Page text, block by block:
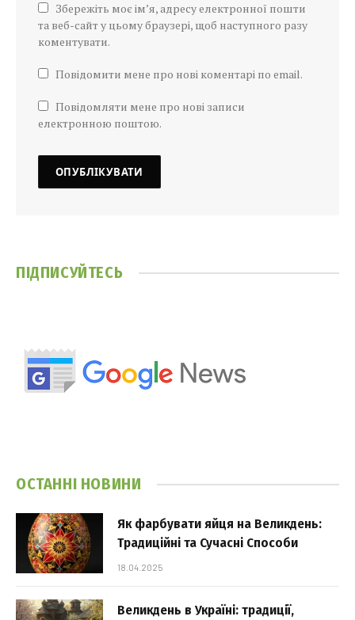
Збережіть моє ім’я, адресу електронної пошти
та веб-сайт у цьому браузері, щоб наступного разу
коментувати.
Повідомити мене про нові коментарі по email.
Повідомляти мене про нові записи
електронною поштою.
ПІДПИСУЙТЕСЬ
ОСТАННІ НОВИНИ
Як фарбувати яйця на Великдень:
Традиційні та Сучасні Способи
18.04.2025
Великдень в Україні: традиції,